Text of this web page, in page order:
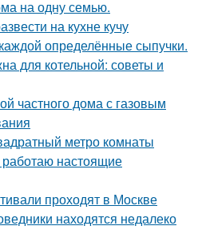
на одну семью.
на кухне кучу
определённые сыпучки.
для котельной: советы и
частного дома с газовым
метро комнаты
настоящие
проходят в Москве
находятся недалеко